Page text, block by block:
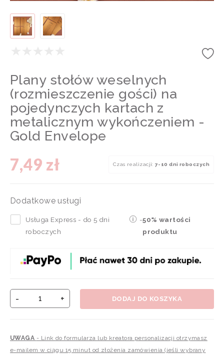
Plany stołów weselnych
(rozmieszczenie gości) na
pojedynczych kartach z
metalicznym wykończeniem -
Gold Envelope
7,49 zł Czas realizacji: 7-10 dni roboczych
Dodatkowe usługi
Usługa Express - do 5 dni
roboczych
-50% wartości
produktu
- + DODAJ DO KOSZYKA
UWAGA - Link do formularza lub kreatora personalizacji otrzymasz
e-mailem w ciągu 15 minut od złożenia zamówienia (jeśli wybrany